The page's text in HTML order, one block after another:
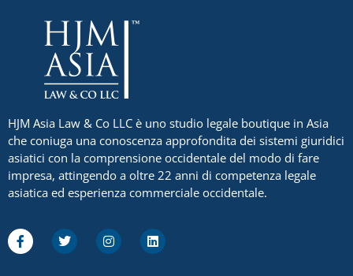
HJM Asia Law & Co LLC è uno studio legale boutique in Asia
che coniuga una conoscenza approfondita dei sistemi giuridici
asiatici con la comprensione occidentale del modo di fare
impresa, attingendo a oltre 22 anni di competenza legale
asiatica ed esperienza commerciale occidentale.